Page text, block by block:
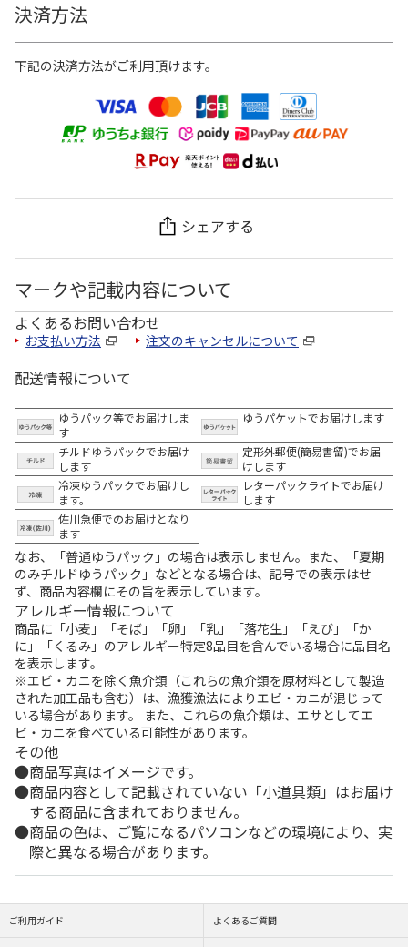
決済方法
下記の決済方法がご利用頂けます。
シェアする
マークや記載内容について
よくあるお問い合わせ
お支払い方法 注文のキャンセルについて
配送情報について
ゆうパック等でお届けしま
す
ゆうパケットでお届けします
チルドゆうパックでお届け
します
定形外郵便(簡易書留)でお届
けします
冷凍ゆうパックでお届けし
ます。
レターパックライトでお届け
します
佐川急便でのお届けとなり
ます
なお、「普通ゆうパック」の場合は表示しません。また、「夏期
のみチルドゆうパック」などとなる場合は、記号での表示はせ
ず、商品内容欄にその旨を表示しています。
アレルギー情報について
商品に「小麦」「そば」「卵」「乳」「落花生」「えび」「か
に」「くるみ」のアレルギー特定8品目を含んでいる場合に品目名
を表示します。
※エビ・カニを除く魚介類（これらの魚介類を原材料として製造
された加工品も含む）は、漁獲漁法によりエビ・カニが混じって
いる場合があります。 また、これらの魚介類は、エサとしてエ
ビ・カニを食べている可能性があります。
その他
商品写真はイメージです。
商品内容として記載されていない「小道具類」はお届け
する商品に含まれておりません。
商品の色は、ご覧になるパソコンなどの環境により、実
際と異なる場合があります。
ご利用ガイド よくあるご質問